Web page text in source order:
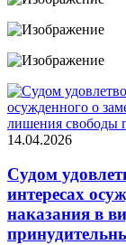
14.04.2026
Судом
интересах
наказания в